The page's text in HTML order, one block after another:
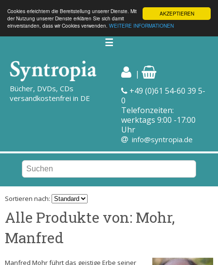
AKZEPTIEREN
Cookies erleichtern die Bereitstellung unserer Dienste. Mit
der Nutzung unserer Dienste erklären Sie sich damit
einverstanden, dass wir Cookies verwenden. WEITERE INFORMATIONEN
☰
Bücher, DVDs, CDs
versandkostenfrei in DE
|
+49 (0)61 54-60 39 5-
0
Telefonzeiten:
werktags 9:00 -17:00
Uhr
info@syntropia.de
Sortieren nach:
Alle Produkte von: Mohr,
Manfred
Manfred Mohr führt das geistige Erbe seiner